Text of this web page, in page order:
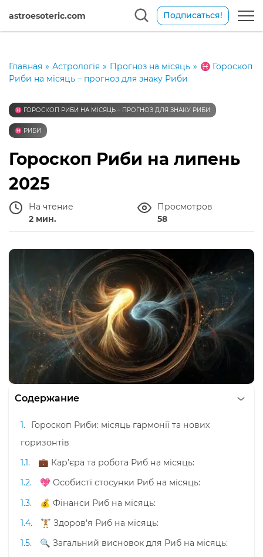
astroesoteric.com Подписаться!
Главная » Астрологія » Прогноз на місяць » ♓️ Гороскоп
Риби на місяць – прогноз для знаку Риби
♓️ ГОРОСКОП РИБИ НА МІСЯЦЬ – ПРОГНОЗ ДЛЯ ЗНАКУ РИБИ
♓️ РИБИ
Гороскоп Риби на липень
2025
На чтение
2 мин.
Просмотров
58
Содержание
Гороскоп Риби: місяць гармонії та нових
горизонтів
💼 Кар’єра та робота Риб на місяць:
💖 Особисті стосунки Риб на місяць:
💰 Фінанси Риб на місяць:
🏋️ Здоров’я Риб на місяць:
🔍 Загальний висновок для Риб на місяць: